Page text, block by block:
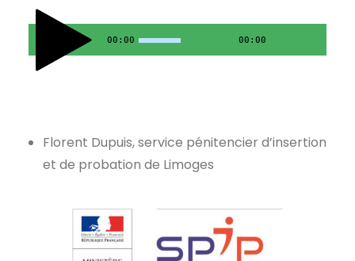
00:00 00:00
Florent Dupuis, service pénitencier d’insertion
et de probation de Limoges